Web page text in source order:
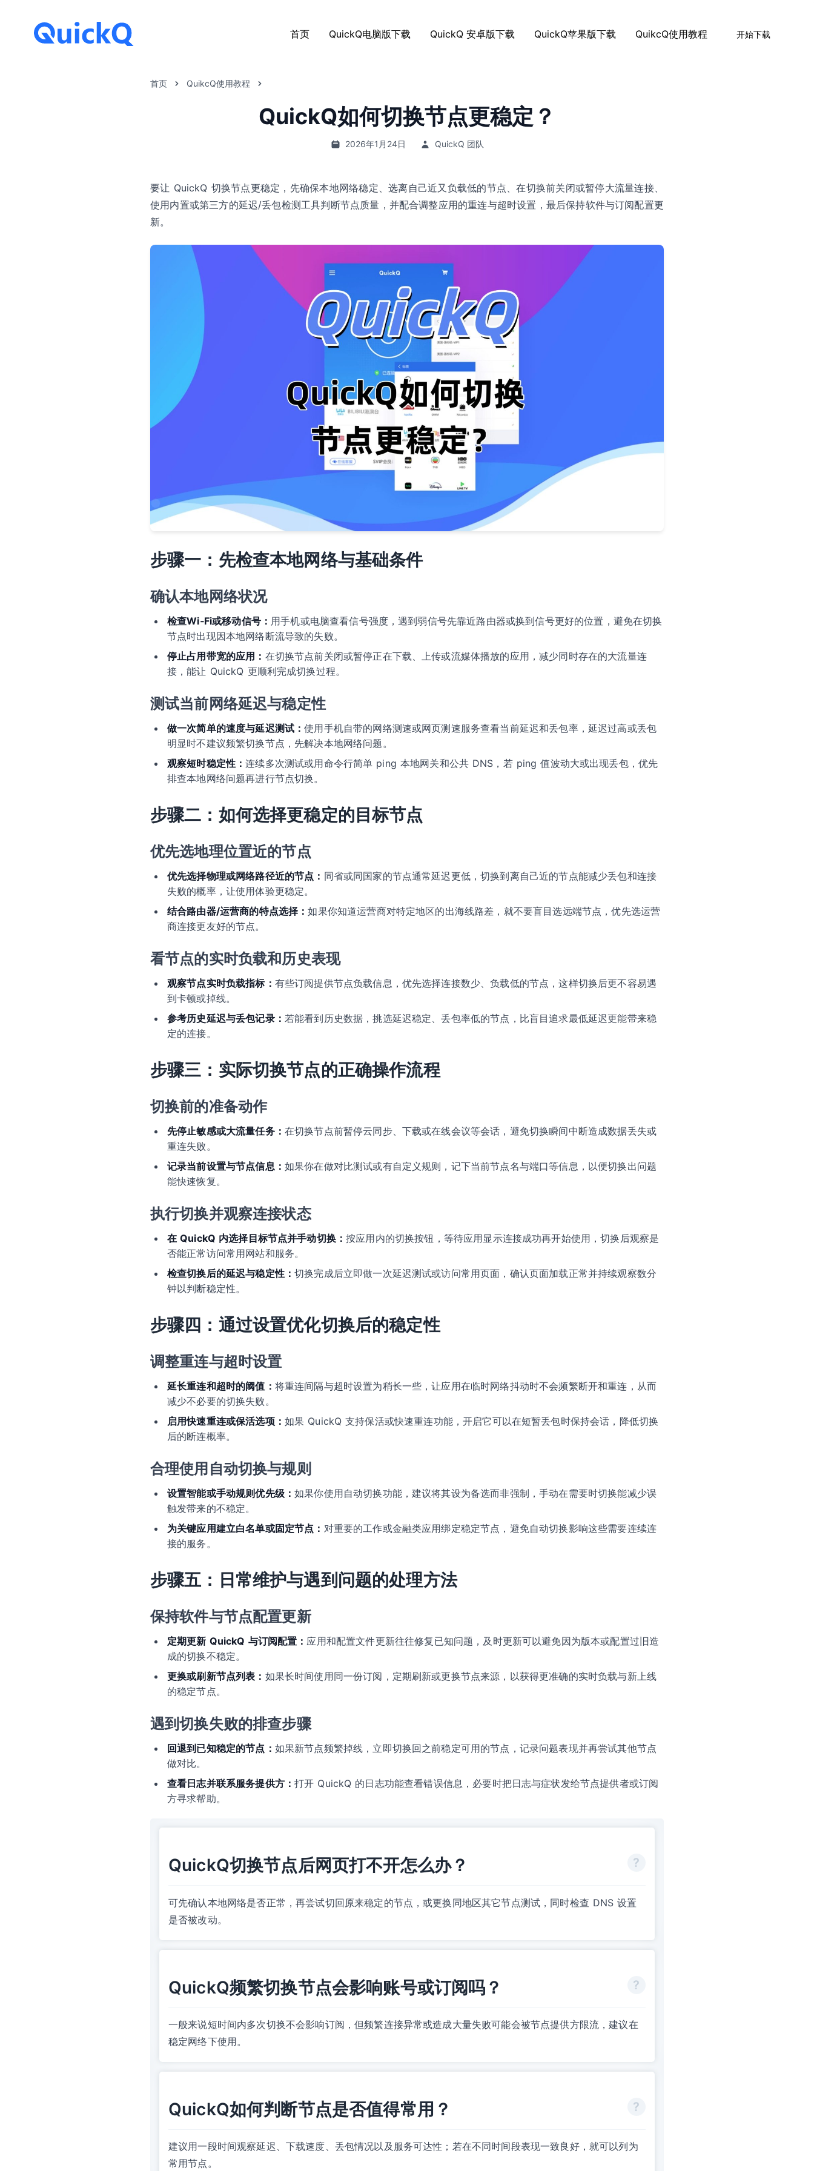
首页 QuickQ电脑版下载 QuickQ 安卓版下载 QuickQ苹果版下载 QuikcQ使用教程 开始下载
首页 QuikcQ使用教程
QuickQ如何切换节点更稳定？
2026年1月24日 QuickQ 团队
要让 QuickQ 切换节点更稳定，先确保本地网络稳定、选离自己近又负载低的节点、在切换前关闭或暂停大流量连接、
使用内置或第三方的延迟/丢包检测工具判断节点质量，并配合调整应用的重连与超时设置，最后保持软件与订阅配置更
新。
步骤一：先检查本地网络与基础条件
确认本地网络状况
检查Wi‑Fi或移动信号： 用手机或电脑查看信号强度，遇到弱信号先靠近路由器或换到信号更好的位置，避免在切换
节点时出现因本地网络断流导致的失败。
停止占用带宽的应用： 在切换节点前关闭或暂停正在下载、上传或流媒体播放的应用，减少同时存在的大流量连
接，能让 QuickQ 更顺利完成切换过程。
测试当前网络延迟与稳定性
做一次简单的速度与延迟测试：使用手机自带的网络测速或网页测速服务查看当前延迟和丢包率，延迟过高或丢包
明显时不建议频繁切换节点，先解决本地网络问题。
观察短时稳定性：连续多次测试或用命令行简单 ping 本地网关和公共 DNS，若 ping 值波动大或出现丢包，优先
排查本地网络问题再进行节点切换。
步骤二：如何选择更稳定的目标节点
优先选地理位置近的节点
优先选择物理或网络路径近的节点： 同省或同国家的节点通常延迟更低，切换到离自己近的节点能减少丢包和连接
失败的概率，让使用体验更稳定。
结合路由器/运营商的特点选择：如果你知道运营商对特定地区的出海线路差，就不要盲目选远端节点，优先选运营
商连接更友好的节点。
看节点的实时负载和历史表现
观察节点实时负载指标： 有些订阅提供节点负载信息，优先选择连接数少、负载低的节点，这样切换后更不容易遇
到卡顿或掉线。
参考历史延迟与丢包记录： 若能看到历史数据，挑选延迟稳定、丢包率低的节点，比盲目追求最低延迟更能带来稳
定的连接。
步骤三：实际切换节点的正确操作流程
切换前的准备动作
先停止敏感或大流量任务： 在切换节点前暂停云同步、下载或在线会议等会话，避免切换瞬间中断造成数据丢失或
重连失败。
记录当前设置与节点信息： 如果你在做对比测试或有自定义规则，记下当前节点名与端口等信息，以便切换出问题
能快速恢复。
执行切换并观察连接状态
在 QuickQ 内选择目标节点并手动切换：按应用内的切换按钮，等待应用显示连接成功再开始使用，切换后观察是
否能正常访问常用网站和服务。
检查切换后的延迟与稳定性：切换完成后立即做一次延迟测试或访问常用页面，确认页面加载正常并持续观察数分
钟以判断稳定性。
步骤四：通过设置优化切换后的稳定性
调整重连与超时设置
延长重连和超时的阈值： 将重连间隔与超时设置为稍长一些，让应用在临时网络抖动时不会频繁断开和重连，从而
减少不必要的切换失败。
启用快速重连或保活选项： 如果 QuickQ 支持保活或快速重连功能，开启它可以在短暂丢包时保持会话，降低切换
后的断连概率。
合理使用自动切换与规则
设置智能或手动规则优先级：如果你使用自动切换功能，建议将其设为备选而非强制，手动在需要时切换能减少误
触发带来的不稳定。
为关键应用建立白名单或固定节点： 对重要的工作或金融类应用绑定稳定节点，避免自动切换影响这些需要连续连
接的服务。
步骤五：日常维护与遇到问题的处理方法
保持软件与节点配置更新
定期更新 QuickQ 与订阅配置： 应用和配置文件更新往往修复已知问题，及时更新可以避免因为版本或配置过旧造
成的切换不稳定。
更换或刷新节点列表： 如果长时间使用同一份订阅，定期刷新或更换节点来源，以获得更准确的实时负载与新上线
的稳定节点。
遇到切换失败的排查步骤
回退到已知稳定的节点： 如果新节点频繁掉线，立即切换回之前稳定可用的节点，记录问题表现并再尝试其他节点
做对比。
查看日志并联系服务提供方：打开 QuickQ 的日志功能查看错误信息，必要时把日志与症状发给节点提供者或订阅
方寻求帮助。
QuickQ切换节点后网页打不开怎么办？
可先确认本地网络是否正常，再尝试切回原来稳定的节点，或更换同地区其它节点测试，同时检查 DNS 设置
是否被改动。
QuickQ频繁切换节点会影响账号或订阅吗？
一般来说短时间内多次切换不会影响订阅，但频繁连接异常或造成大量失败可能会被节点提供方限流，建议在
稳定网络下使用。
QuickQ如何判断节点是否值得常用？
建议用一段时间观察延迟、下载速度、丢包情况以及服务可达性；若在不同时间段表现一致良好，就可以列为
常用节点。